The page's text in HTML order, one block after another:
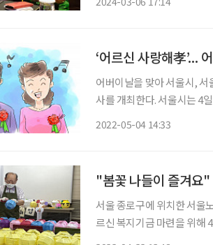
‘어르신 사랑해孝’...
어버이날을 맞아 서울시,
사를 개최한다. 서울시는 4일 오전 10시 30분부터 ‘제50회 어버이날 기념식’을 열었다. 오세
2022-05-04 14:33
"봄꽃 나들이 즐겨요
서울 종로구에 위치한 서울
르신 복지기금 마련을 위해